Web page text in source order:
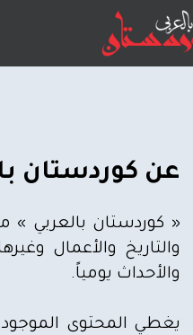
عن كوردستان
« كوردستان بالعربي »
والتاريخ والأعمال
والأحداث يومياً.
يغطي المحتوى